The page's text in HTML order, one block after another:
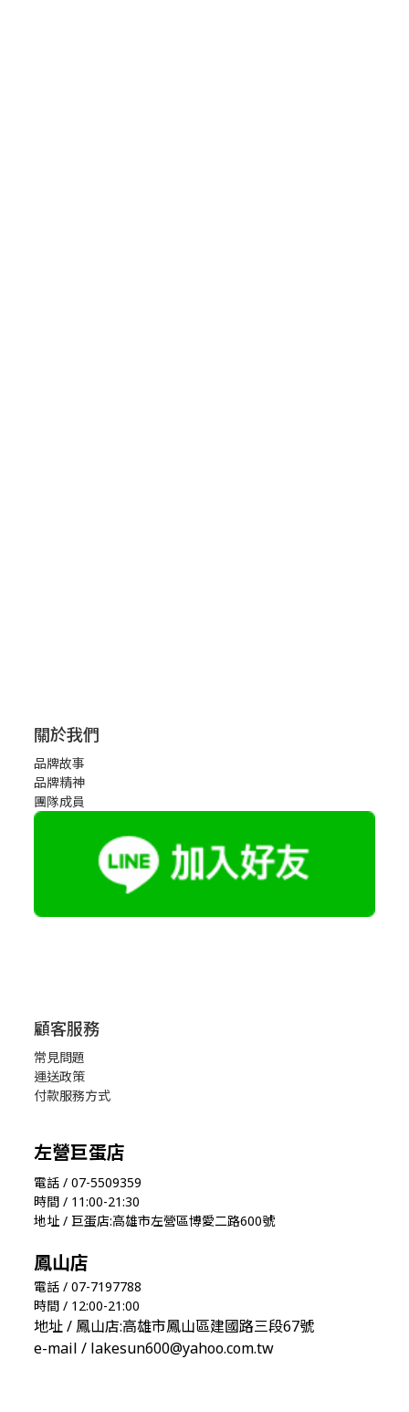
關於我們
品牌故事
品牌精神
團隊成員
顧客服務
常見問題
運送政策
付款服務方式
左營巨蛋店
電話 / 07-5509359
時間 / 11:00-21:30
地址 / 巨蛋店:高雄市左營區博愛二路600號
鳳山店
電話 / 07-7197788
時間 / 12:00-21:00
地址 / 鳳山店:高雄市鳳山區建國路三段67號
e-mail / lakesun600@yahoo.com.tw